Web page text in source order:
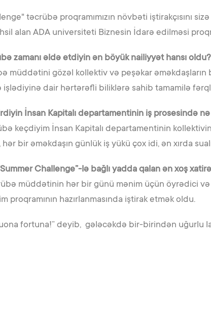
təcrübə proqramımızın növbəti iştirakçısını
alan ADA universiteti Biznesin İdarə edilməsi
zamanı əldə etdiyin ən böyük nailiyyət hansı oldu?
müddətini gözəl kollektiv və peşəkar
işlədiyinə dair hərtərəfli biliklərə sahib tamamilə
İnsan Kapitalı departamentinin iş prosesində
keçdiyim İnsan Kapitalı departamentinin
hər bir əməkdaşın günlük iş yükü çox idi, ən xırda
Challenge”-lə bağlı yadda qalan ən xoş
müddətinin hər bir günü mənim üçün öyrədici və
proqramının hazırlanmasında iştirak etmək oldu.
fortuna!” deyib, gələcəkdə bir-birindən uğurlu